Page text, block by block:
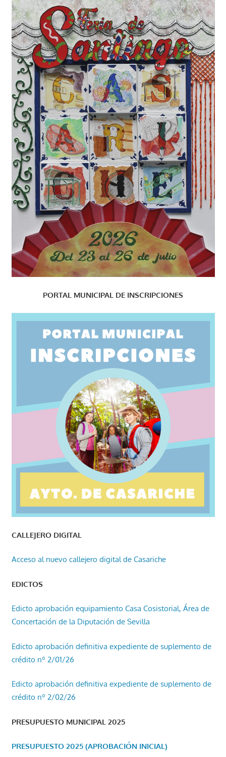
PORTAL MUNICIPAL DE INSCRIPCIONES
CALLEJERO DIGITAL
Acceso al nuevo callejero digital de Casariche
EDICTOS
Edicto aprobación equipamiento Casa Cosistorial, Área de
Concertación de la Diputación de Sevilla
Edicto aprobación definitiva expediente de suplemento de
crédito nº 2/01/26
Edicto aprobación definitiva expediente de suplemento de
crédito nº 2/02/26
PRESUPUESTO MUNICIPAL 2025
PRESUPUESTO 2025 (APROBACIÓN INICIAL)